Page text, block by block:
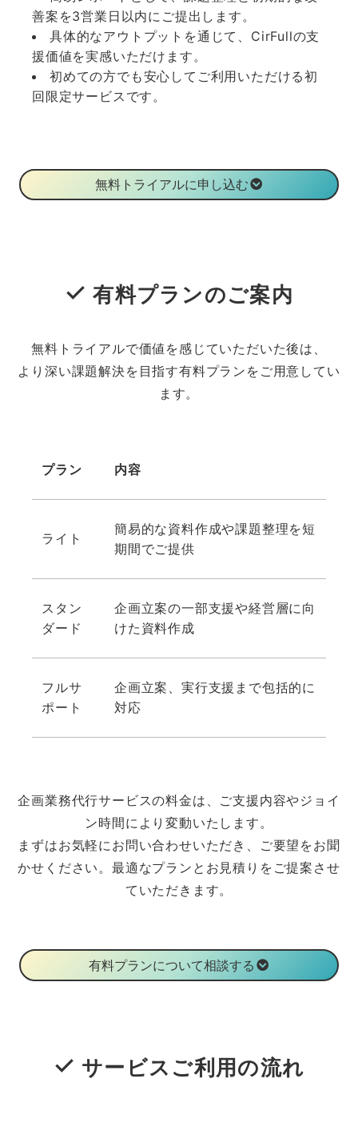
善案を3営業日以内にご提出します。
具体的なアウトプットを通じて、CirFullの支
援価値を実感いただけます。
初めての方でも安心してご利用いただける初
回限定サービスです。
無料トライアルに申し込む
有料プランのご案内
無料トライアルで価値を感じていただいた後は、
より深い課題解決を目指す有料プランをご用意してい
ます。
プラン 内容
ライト
簡易的な資料作成や課題整理を短
期間でご提供
スタン
ダード
企画立案の一部支援や経営層に向
けた資料作成
フルサ
ポート
企画立案、実行支援まで包括的に
対応
企画業務代行サービスの料金は、ご支援内容やジョイ
ン時間により変動いたします。
まずはお気軽にお問い合わせいただき、ご要望をお聞
かせください。最適なプランとお見積りをご提案させ
ていただきます。
有料プランについて相談する
サービスご利用の流れ